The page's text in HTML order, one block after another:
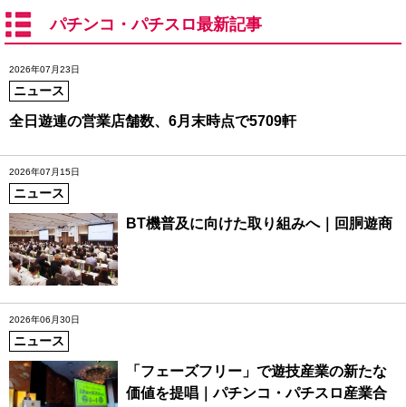
パチンコ・パチスロ最新記事
2026年07月23日
ニュース
全日遊連の営業店舗数、6月末時点で5709軒
2026年07月15日
ニュース
BT機普及に向けた取り組みへ｜回胴遊商
2026年06月30日
ニュース
「フェーズフリー」で遊技産業の新たな
価値を提唱｜パチンコ・パチスロ産業合